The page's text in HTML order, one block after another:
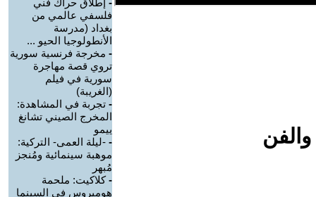
- إطلاق حراك فني
فلسفي عالمي من
بغداد (مدرسة
الأنطولوجيا الحيو ...
- مخرجة فرنسية سورية
تروي قصة مهاجرة
سورية في فيلم
(الغريبة)
- تجربة في المشاهدة:
المخرج الصيني تشانغ
ييمو
- -ليلة العمى- التركية:
موهبة سينمائية ومُنجز
مُبهر
-كلاكيت: ملحمة
هوميروس في السينما